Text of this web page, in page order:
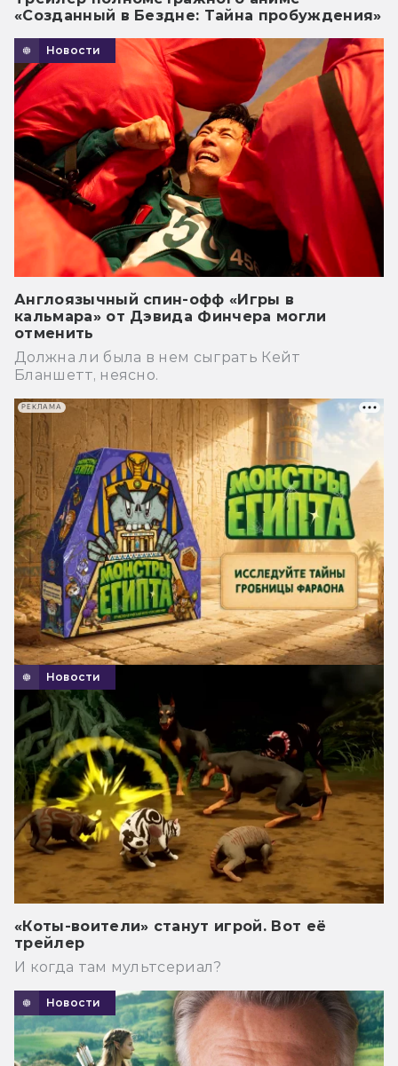
«Созданный в Бездне: Тайна пробуждения»
Новости
Англоязычный спин-офф «Игры в
кальмара» от Дэвида Финчера могли
отменить
Должна ли была в нем сыграть Кейт
Бланшетт, неясно.
Новости
«Коты-воители» станут игрой. Вот её
трейлер
И когда там мультсериал?
Новости
РЕКЛАМА